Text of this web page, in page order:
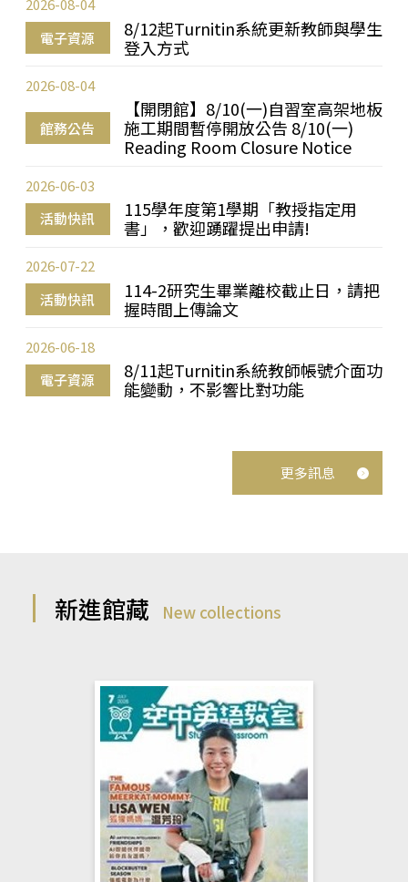
電子資源
8/12起Turnitin系統更新教師與學生
登入方式
2026-08-04
館務公告
【開閉館】8/10(一)自習室高架地板
施工期間暫停開放公告 8/10(一)
Reading Room Closure Notice
2026-08-04
活動快訊
115學年度第1學期「教授指定用
書」，歡迎踴躍提出申請!
2026-06-03
活動快訊
114-2研究生畢業離校截止日，請把
握時間上傳論文
2026-07-22
電子資源
8/11起Turnitin系統教師帳號介面功
能變動，不影響比對功能
2026-06-18
更多訊息
新進館藏 New collections